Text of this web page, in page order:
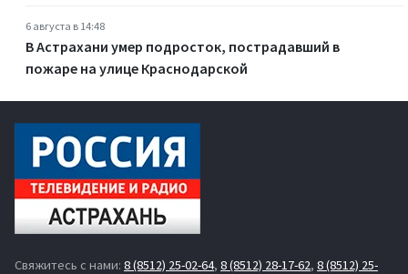
6 августа в 14:48
В Астрахани умер подросток, пострадавший в
пожаре на улице Краснодарской
Свяжитесь с нами: 8 (8512) 25-02-64, 8 (8512) 28-17-62, 8 (8512) 25-